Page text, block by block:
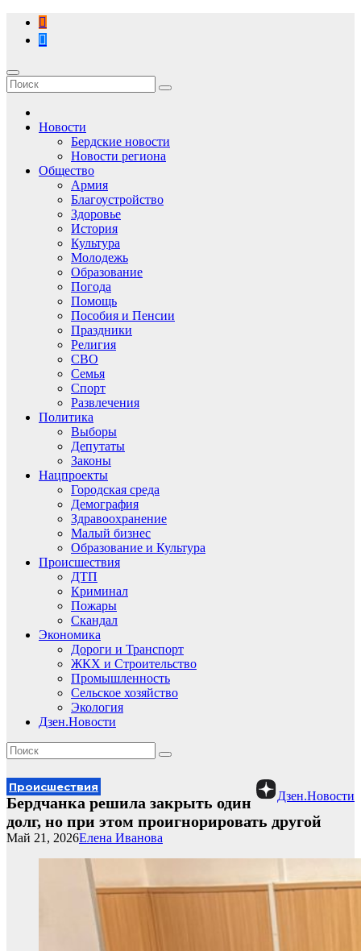
Перейти
содержимому
Новости
Бердские новости
Новости региона
Общество
Армия
Благоустройство
Здоровье
История
Культура
Молодежь
Образование
Погода
Помощь
Пособия и Пенсии
Праздники
Религия
СВО
Семья
Спорт
Развлечения
Политика
Выборы
Депутаты
Законы
Нацпроекты
Городская среда
Демография
Здравоохранение
Малый бизнес
Образование и Культура
Происшествия
ДТП
Криминал
Пожары
Скандал
Экономика
Дороги и Транспорт
ЖКХ и Строительство
Промышленность
Сельское хозяйство
Экология
Дзен.Новости
Дзен.Новости
Происшествия
Бердчанка решила закрыть один
долг, но при этом проигнорировать другой
Елена Иванова
Май 21, 2026